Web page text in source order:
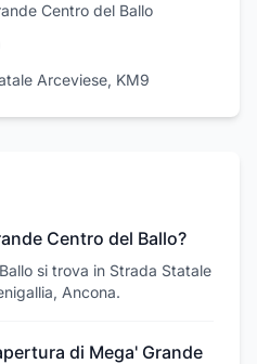
Centro del Ballo
Arceviese, KM9
Centro del Ballo?
si trova in Strada Statale
Ancona.
di Mega' Grande